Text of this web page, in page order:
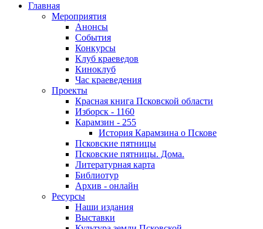
Главная
Мероприятия
Анонсы
События
Конкурсы
Клуб краеведов
Киноклуб
Час краеведения
Проекты
Красная книга Псковской области
Изборск - 1160
Карамзин - 255
История Карамзина о Пскове
Псковские пятницы
Псковские пятницы. Дома.
Литературная карта
Библиотур
Архив - онлайн
Ресурсы
Наши издания
Выставки